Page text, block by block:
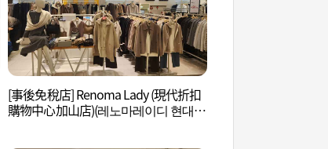
[事後免稅店] Renoma Lady (現代折扣
購物中心加山店)(레노마레이디 현대아